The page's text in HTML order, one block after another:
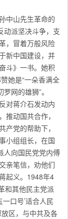
中山先生革命的
动派坚决斗争，支
，冒着万般风险
新中国建设，并
斗》一书。她积
她是“一朵香满全
网的雄狮”。
对蒋介石发动内
推动国共合作，
党的帮助下，
小组组长，在国
人向国民党党内傅
亲笔信，劝他们
起义。1948年4
和其他民主党派
口号’适合人民
区，与中共及各